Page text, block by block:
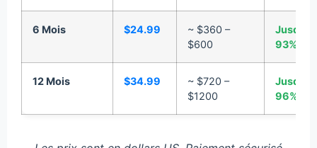
6 Mois $24.99
~ $360 –
$600
Jusqu’à
93%
12 Mois $34.99
~ $720 –
$1200
Jusqu’à
96%